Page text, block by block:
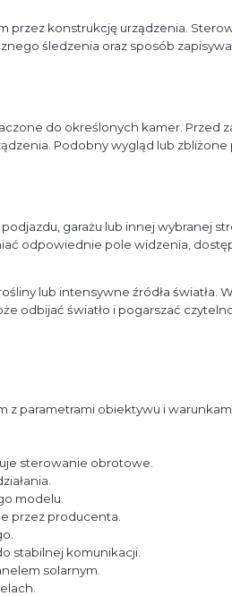
przez konstrukcję urządzenia.
śledzenia oraz sposób
do określonych kamer. Przed
Podobny wygląd lub zbliżone
garażu lub innej wybranej
odpowiednie pole widzenia,
lub intensywne źródła światła.
odbijać światło i pogarszać
z parametrami obiektywu i
sterowanie obrotowe.
modelu.
przez producenta.
stabilnej komunikacji.
solarnym.